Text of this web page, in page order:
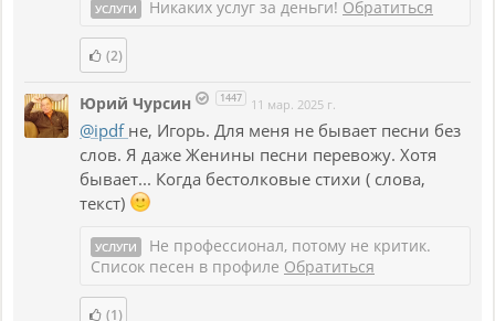
УСЛУГИ Никаких услуг за деньги! Обратиться
(2)
Юрий Чурсин 1447 11 мар. 2025 г.
@ipdf не, Игорь. Для меня не бывает песни без
слов. Я даже Женины песни перевожу. Хотя
бывает... Когда бестолковые стихи ( слова,
текст)
УСЛУГИ
Не профессионал, потому не критик.
Список песен в профиле Обратиться
(1)